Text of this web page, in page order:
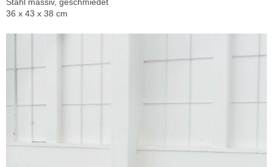
Stahl massiv, geschmiedet
36 x 43 x 38 cm